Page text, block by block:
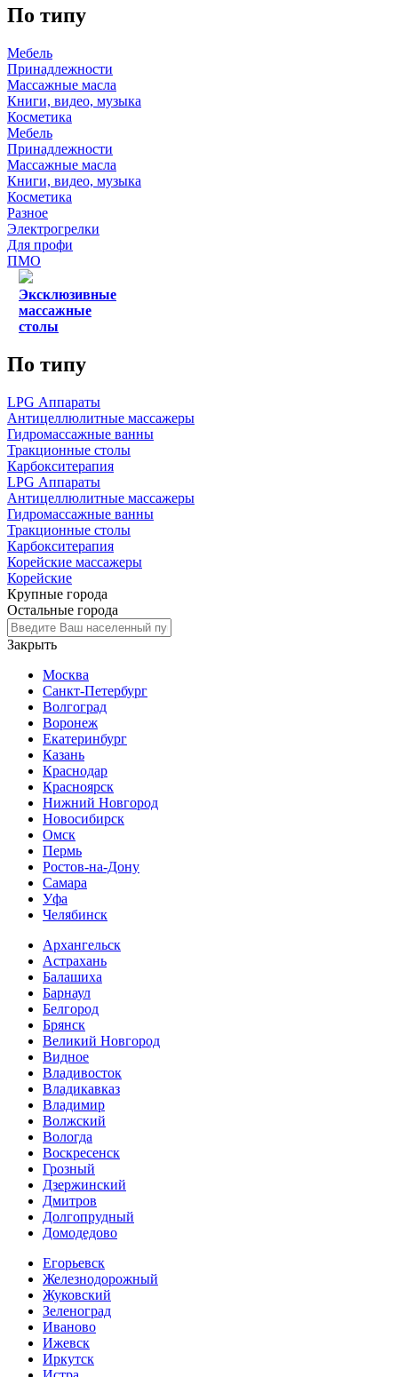
По типу
Мебель
Принадлежности
Массажные масла
Книги, видео, музыка
Косметика
Мебель
Принадлежности
Массажные масла
Книги, видео, музыка
Косметика
Разное
Электрогрелки
Для профи
ПМО
Эксклюзивные
массажные
столы
По типу
LPG Аппараты
Антицеллюлитные массажеры
Гидромассажные ванны
Тракционные столы
Карбокситерапия
LPG Аппараты
Антицеллюлитные массажеры
Гидромассажные ванны
Тракционные столы
Карбокситерапия
Корейские массажеры
Корейские
Крупные города
Остальные города
Закрыть
Москва
Санкт-Петербург
Волгоград
Воронеж
Екатеринбург
Казань
Краснодар
Красноярск
Нижний Новгород
Новосибирск
Омск
Пермь
Ростов-на-Дону
Самара
Уфа
Челябинск
Архангельск
Астрахань
Балашиха
Барнаул
Белгород
Брянск
Великий Новгород
Видное
Владивосток
Владикавказ
Владимир
Волжский
Вологда
Воскресенск
Грозный
Дзержинский
Дмитров
Долгопрудный
Домодедово
Егорьевск
Железнодорожный
Жуковский
Зеленоград
Иваново
Ижевск
Иркутск